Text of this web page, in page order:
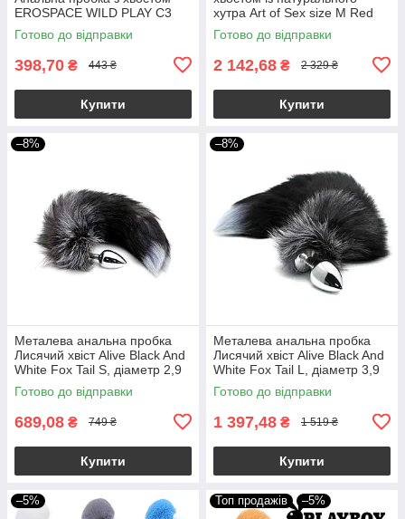
EROSPACE WILD PLAY C3
Готово до відправки
398,70 ₴ 443 ₴
Купити
хутра Art of Sex size M Red
fox
Готово до відправки
2 142,68 ₴ 2 329 ₴
Купити
–8%
Металева анальна пробка
Лисячий хвіст Alive Black And
White Fox Tail S, діаметр 2,9
см
Готово до відправки
689,08 ₴ 749 ₴
Купити
–8%
Металева анальна пробка
Лисячий хвіст Alive Black And
White Fox Tail L, діаметр 3,9
см
Готово до відправки
1 397,48 ₴ 1 519 ₴
Купити
–5% Топ продажів –5%